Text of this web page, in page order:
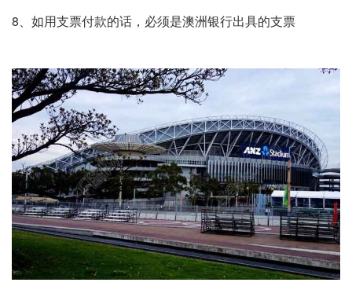
8、如用支票付款的话，必须是澳洲银行出具的支票